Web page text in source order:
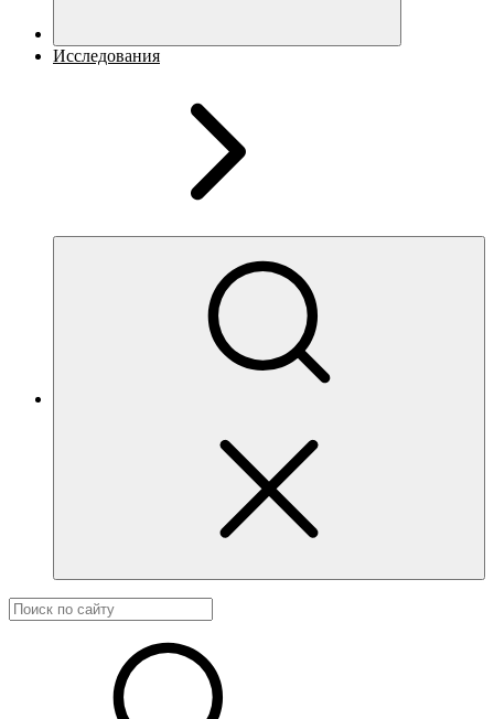
Исследования